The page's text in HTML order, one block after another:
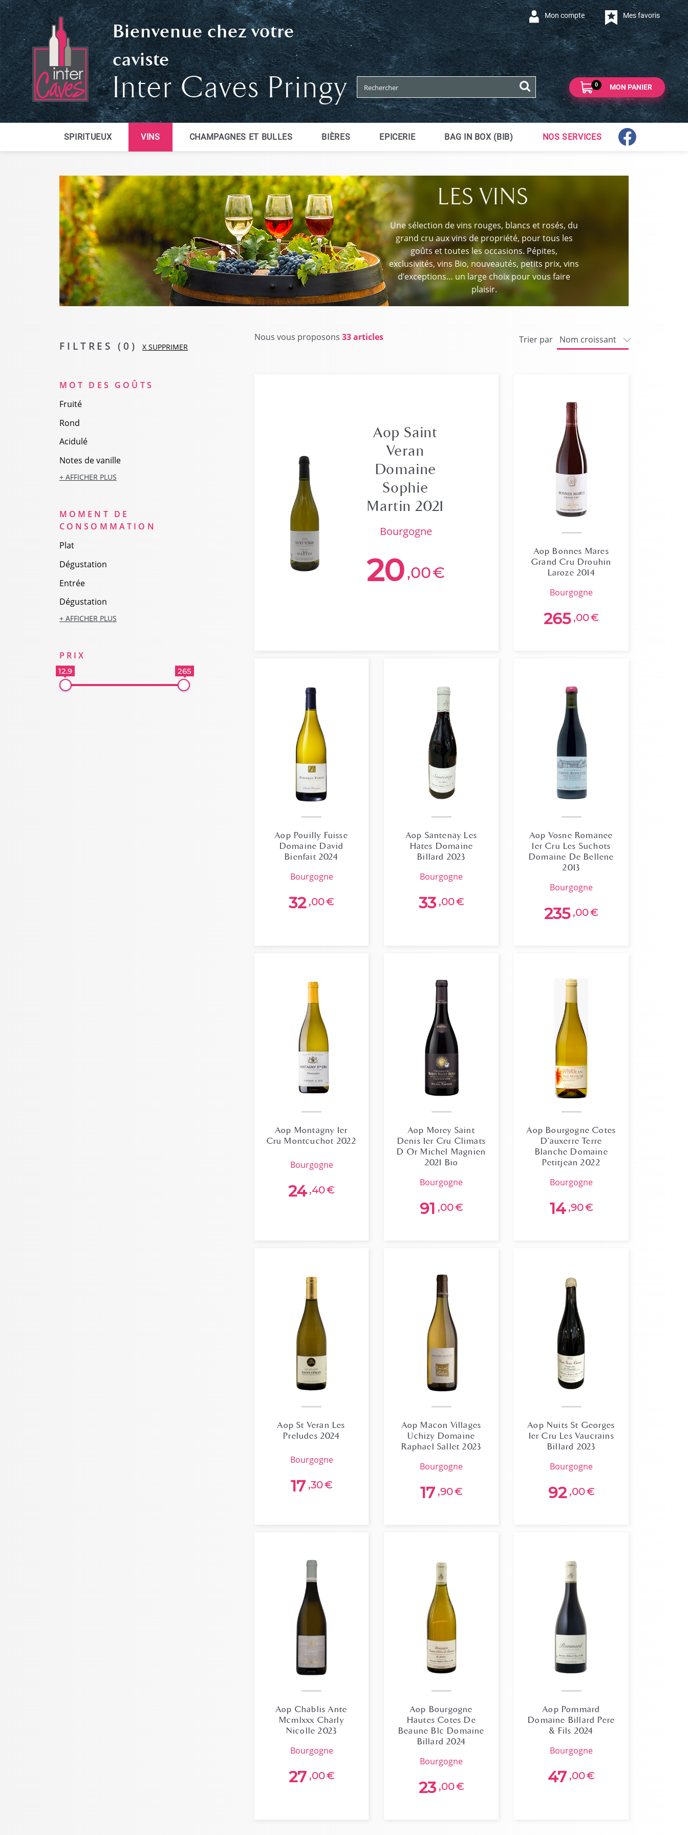
Mes favoris
Mon compte
Bienvenue chez votre
caviste
Inter Caves Pringy MON PANIER
0
SPIRITUEUX VINS CHAMPAGNES ET BULLES BIÈRES EPICERIE BAG IN BOX (BIB) NOS SERVICES
LES VINS
Une sélection de vins rouges, blancs et rosés, du
grand cru aux vins de propriété, pour tous les
goûts et toutes les occasions. Pépites,
exclusivités, vins Bio, nouveautés, petits prix, vins
d’exceptions… un large choix pour vous faire
plaisir.
FILTRES (0) X SUPPRIMER
MOT DES GOÛTS
Fruité
Rond
Acidulé
Notes de vanille
+ AFFICHER PLUS
MOMENT DE
CONSOMMATION
Plat
Dégustation
Entrée
Dégustation
+ AFFICHER PLUS
PRIX
12.9 265
Nous vous proposons 33 articles Trier par
Aop Saint
Veran
Domaine
Sophie
Martin 2021
bourgogne
20,00€
Aop Bonnes Mares
Grand Cru Drouhin
Laroze 2014
bourgogne
265 ,00€
Aop Pouilly Fuisse
Domaine David
Bienfait 2024
bourgogne
32 ,00€
Aop Santenay Les
Hates Domaine
Billard 2023
bourgogne
33 ,00€
Aop Vosne Romanee
1er Cru Les Suchots
Domaine De Bellene
2013
bourgogne
235 ,00€
Aop Montagny 1er
Cru Montcuchot 2022
bourgogne
24 ,40€
Aop Morey Saint
Denis 1er Cru Climats
D Or Michel Magnien
2021 Bio
bourgogne
91 ,00€
Aop Bourgogne Cotes
D'auxerre Terre
Blanche Domaine
Petitjean 2022
bourgogne
14 ,90€
Aop St Veran Les
Preludes 2024
bourgogne
17 ,30€
Aop Macon Villages
Uchizy Domaine
Raphael Sallet 2023
bourgogne
17 ,90€
Aop Nuits St Georges
1er Cru Les Vaucrains
Billard 2023
bourgogne
92 ,00€
Aop Chablis Ante
Mcmlxxx Charly
Nicolle 2023
bourgogne
27 ,00€
Aop Bourgogne
Hautes Cotes De
Beaune Blc Domaine
Billard 2024
bourgogne
23 ,00€
Aop Pommard
Domaine Billard Pere
& Fils 2024
bourgogne
47 ,00€